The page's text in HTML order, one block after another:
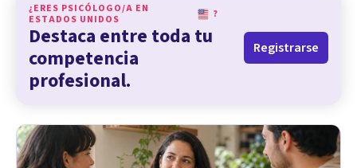
¿ERES PSICÓLOGO/A EN
ESTADOS UNIDOS
?
Destaca entre toda tu
competencia
profesional.
Registrarse